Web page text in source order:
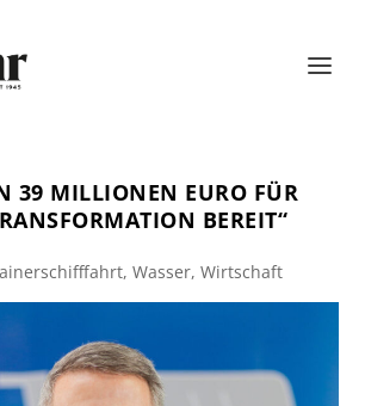
39 MILLIONEN EURO FÜR
BEREIT“
,Wasser,Wirtschaft